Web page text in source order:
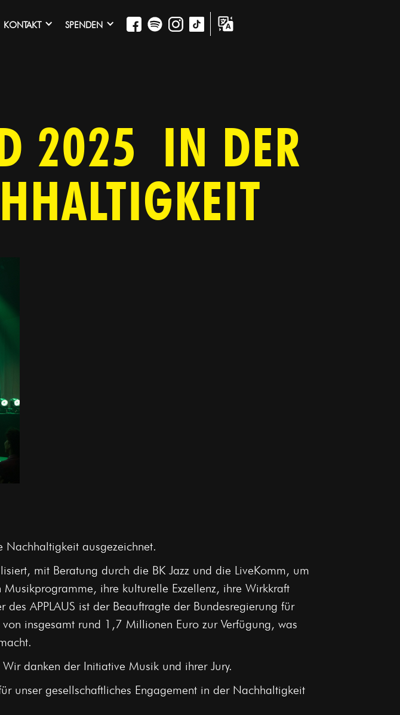
KONTAKT SPENDEN
2025 IN DER
Nachhaltigkeit ausgezeichnet.
mit Beratung durch die BK Jazz und die LiveKomm, um
ihre kulturelle Exzellenz, ihre Wirkkraft
APPLAUS ist der Beauftragte der Bundesregierung für
insgesamt rund 1,7 Millionen Euro zur Verfügung, was
danken der Initiative Musik und ihrer Jury.
unser gesellschaftliches Engagement in der Nachhaltigkeit